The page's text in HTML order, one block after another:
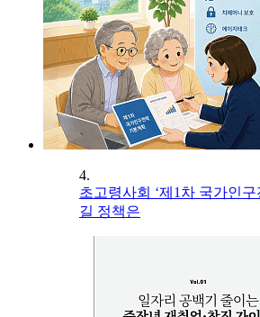
4.
초고령사회 ‘제1차 국가인
길 정책은